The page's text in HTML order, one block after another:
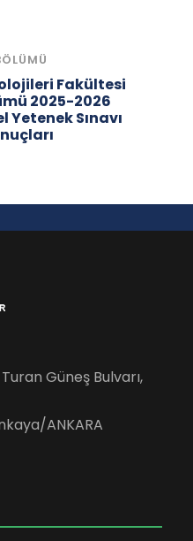
Fakültesi
2025-2026
Yetenek Sınavı
Güneş Bulvarı,
ANKARA